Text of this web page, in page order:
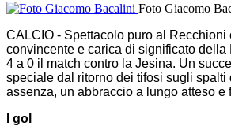
Foto Giacomo
CALCIO - Spettacolo puro al Recchioni
convincente e carica di significato della
4 a 0 il match contro la Jesina. Un
speciale dal ritorno dei tifosi sugli spalti
assenza, un abbraccio a lungo atteso e
I gol